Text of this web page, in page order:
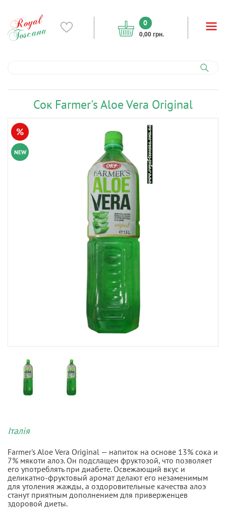
0
0,00 грн.
Сок Farmer's Aloe Vera Original
NEW
%
Італія
Farmer's Aloe Vera Original — напиток на основе 13% сока и
7% мякоти алоэ. Он подслащен фруктозой, что позволяет
его употреблять при диабете. Освежающий вкус и
деликатно-фруктовый аромат делают его незаменимым
для утоления жажды, а оздоровительные качества алоэ
станут приятным дополнением для приверженцев
здоровой диеты.